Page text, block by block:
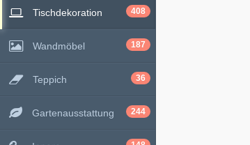
Tischdekoration 408
Wandmöbel 187
Teppich 36
Gartenausstattung 244